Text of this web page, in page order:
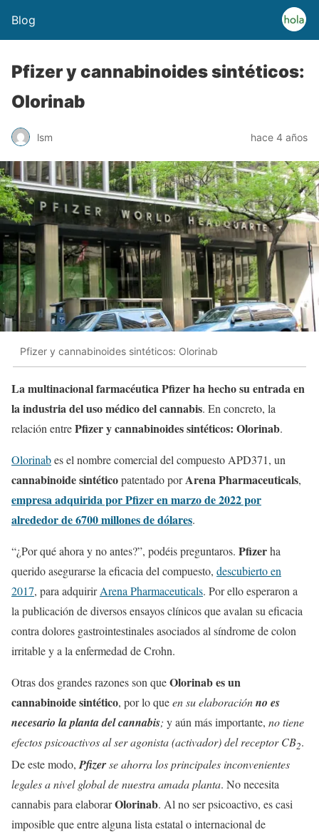
Blog
Pfizer y cannabinoides sintéticos:
Olorinab
lsm hace 4 años
Pfizer y cannabinoides sintéticos: Olorinab
La multinacional farmacéutica Pfizer ha hecho su entrada en
la industria del uso médico del cannabis. En concreto, la
relación entrePfizer y cannabinoides sintéticos: Olorinab.
Olorinabes el nombre comercial del compuesto APD371, un
cannabinoide sintéticopatentado porArena Pharmaceuticals,
empresa adquirida por Pfizer en marzo de 2022 por
alrededor de 6700 millones de dólares.
“¿Por qué ahora y no antes?”, podéis preguntaros. Pfizerha
querido asegurarse la eficacia del compuesto, descubierto en
2017, para adquirirArena Pharmaceuticals. Por ello esperaron a
la publicación de diversos ensayos clínicos que avalan su eficacia
contra dolores gastrointestinales asociados al síndrome de colon
irritable y a la enfermedad de Crohn.
Otras dos grandes razones son queOlorinab es un
cannabinoide sintético, por lo queen su elaboraciónno es
necesario la planta del cannabis; y aún más importante, no tiene
efectos psicoactivos al ser agonista (activador) del receptor CB2.
De este modo, Pfizerse ahorra los principales inconvenientes
legales a nivel global de nuestra amada planta. No necesita
cannabis para elaborarOlorinab. Al no ser psicoactivo, es casi
imposible que entre alguna lista estatal o internacional de